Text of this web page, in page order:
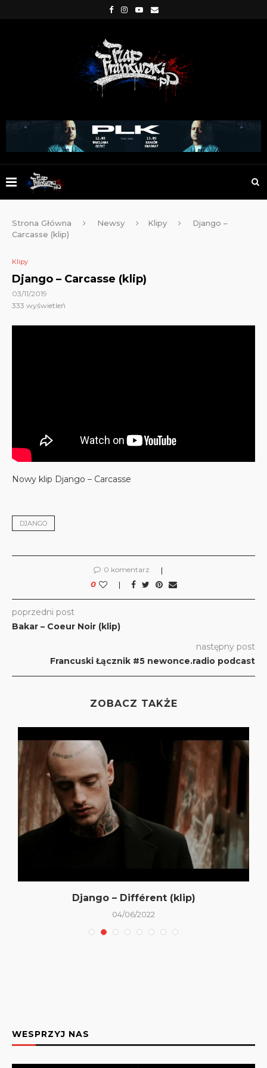
Strona Główna Newsy Klipy
Django –
Carcasse (klip)
Klipy
Django – Carcasse (klip)
03/11/2019
333 wyświetleń
Nowy klip Django – Carcasse
DJANGO
0 komentarz
0
poprzedni post
Bakar – Coeur Noir (klip)
następny post
Francuski Łącznik #5 newonce.radio podcast
ZOBACZ TAKŻE
Django – Différent (klip)
04/06/2022
WESPRZYJ NAS